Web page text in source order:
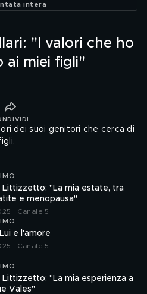
intera
"I valori che ho
ai miei figli"
dei suoi genitori che cerca di
Littizzetto: "La mia estate, tra
e menopausa"
| Canale 5
e l'amore
| Canale 5
Littizzetto: "La mia esperienza a
Vales"